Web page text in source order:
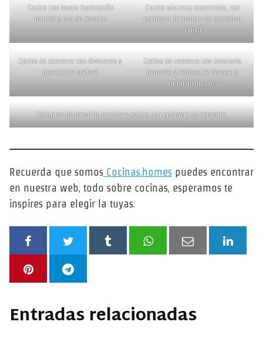
Cocina con buena iluminación
natural y isla de cemeto
Cocina electrica empotrada, con
encimera de madera de tonalidad
calida
Cpcina de cemento con divisones y
puertas de madera
Cocina de cemento con lavatorio
pequeño y repisas de madera y
metal iluminados
Estantes de pared de madera y cocina con encimera de cemento
Recuerda que somos Cocinas.homes puedes encontrar
en nuestra web, todo sobre cocinas, esperamos te
inspires para elegir la tuyas.
Entradas relacionadas